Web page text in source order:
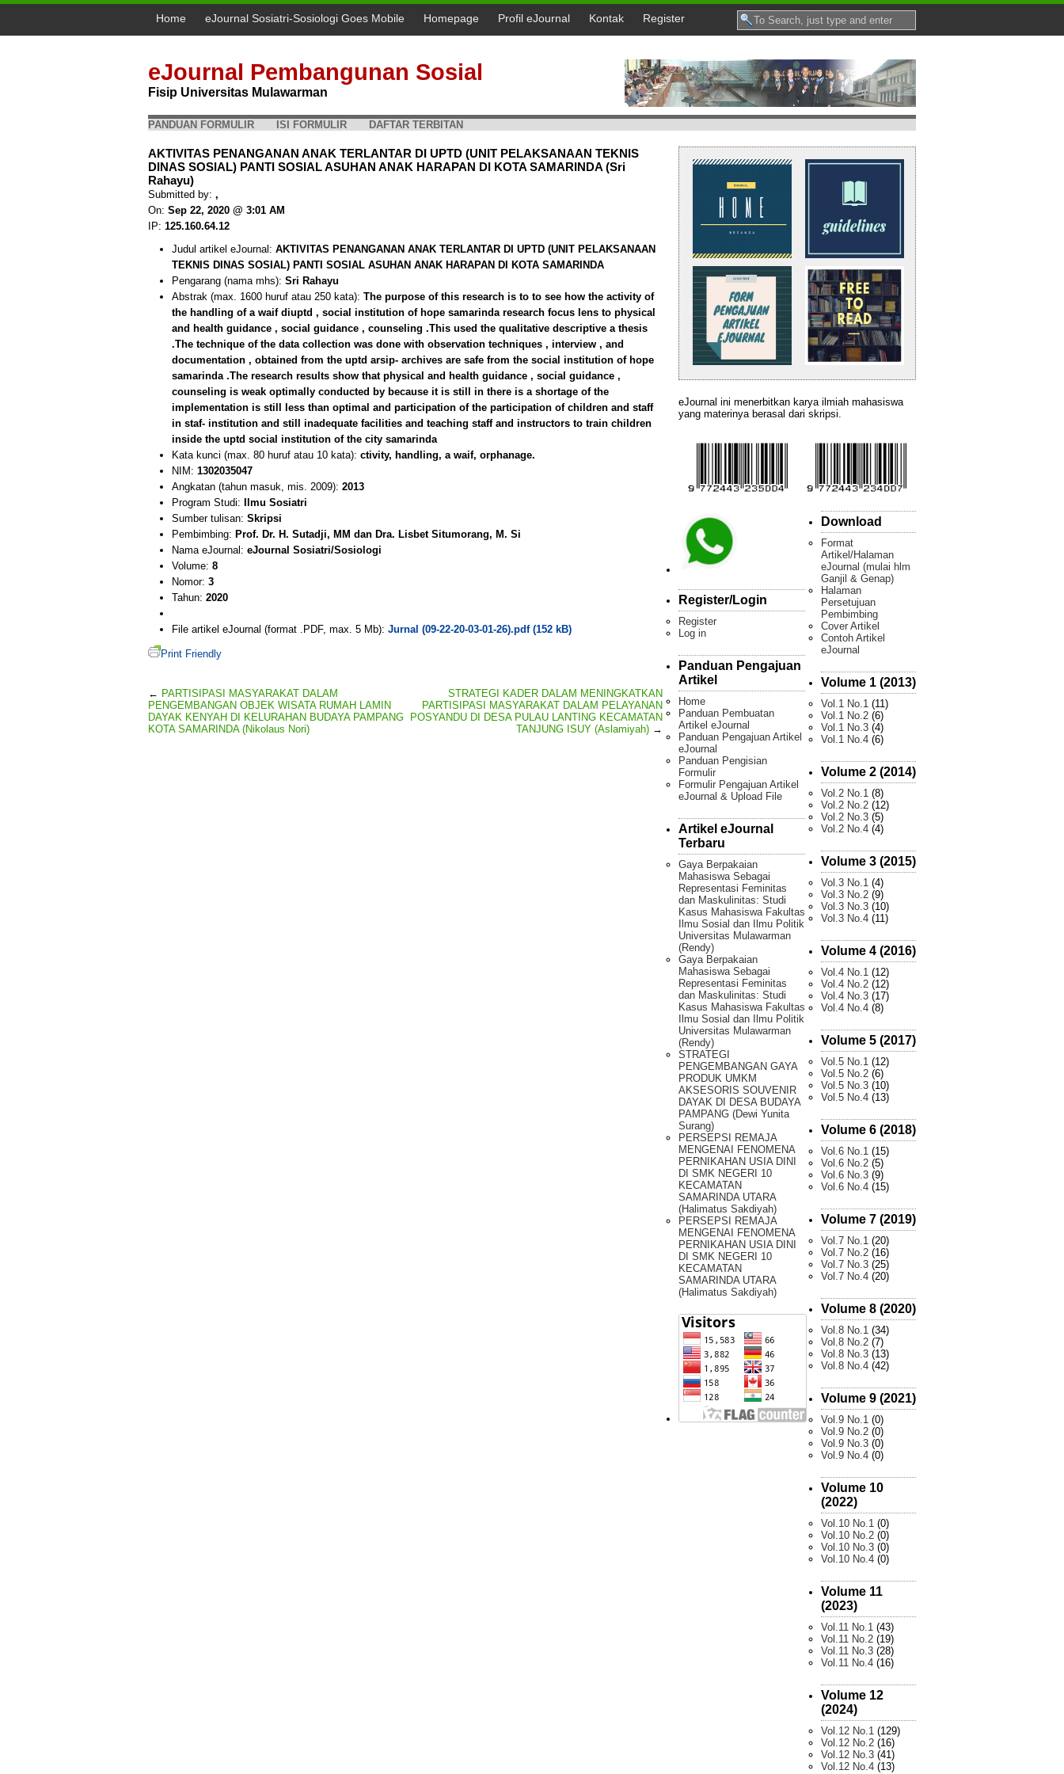
Home eJournal Sosiatri-Sosiologi Goes Mobile Homepage Profil eJournal Kontak Register
eJournal Pembangunan Sosial
Fisip Universitas Mulawarman
PANDUAN FORMULIR ISI FORMULIR DAFTAR TERBITAN
AKTIVITAS PENANGANAN ANAK TERLANTAR DI UPTD (UNIT PELAKSANAAN TEKNIS
DINAS SOSIAL) PANTI SOSIAL ASUHAN ANAK HARAPAN DI KOTA SAMARINDA (Sri
Rahayu)
Submitted by: ,
On: Sep 22, 2020 @ 3:01 AM
IP: 125.160.64.12
Judul artikel eJournal: AKTIVITAS PENANGANAN ANAK TERLANTAR DI UPTD (UNIT PELAKSANAAN
TEKNIS DINAS SOSIAL) PANTI SOSIAL ASUHAN ANAK HARAPAN DI KOTA SAMARINDA
Pengarang (nama mhs): Sri Rahayu
Abstrak (max. 1600 huruf atau 250 kata): The purpose of this research is to to see how the activity of
the handling of a waif diuptd , social institution of hope samarinda research focus lens to physical
and health guidance , social guidance , counseling .This used the qualitative descriptive a thesis
.The technique of the data collection was done with observation techniques , interview , and
documentation , obtained from the uptd arsip- archives are safe from the social institution of hope
samarinda .The research results show that physical and health guidance , social guidance ,
counseling is weak optimally conducted by because it is still in there is a shortage of the
implementation is still less than optimal and participation of the participation of children and staff
in staf- institution and still inadequate facilities and teaching staff and instructors to train children
inside the uptd social institution of the city samarinda
Kata kunci (max. 80 huruf atau 10 kata): ctivity, handling, a waif, orphanage.
NIM: 1302035047
Angkatan (tahun masuk, mis. 2009): 2013
Program Studi:
Ilmu Sosiatri
Sumber tulisan: Skripsi
Pembimbing: Prof. Dr. H. Sutadji, MM dan Dra. Lisbet Situmorang, M. Si
Nama eJournal: eJournal Sosiatri/Sosiologi
Volume: 8
Nomor: 3
Tahun: 2020
File artikel eJournal (format .PDF, max. 5 Mb): Jurnal (09-22-20-03-01-26).pdf (152 kB)
Print Friendly
← PARTISIPASI MASYARAKAT DALAM
PENGEMBANGAN OBJEK WISATA RUMAH LAMIN
DAYAK KENYAH DI KELURAHAN BUDAYA PAMPANG
KOTA SAMARINDA (Nikolaus Nori)
STRATEGI KADER DALAM MENINGKATKAN
PARTISIPASI MASYARAKAT DALAM PELAYANAN
POSYANDU DI DESA PULAU LANTING KECAMATAN
TANJUNG ISUY (Aslamiyah) →
eJournal ini menerbitkan karya ilmiah mahasiswa
yang materinya berasal dari skripsi.
Register/Login
Register
Log in
Panduan Pengajuan
Artikel
Home
Panduan Pembuatan
Artikel eJournal
Panduan Pengajuan Artikel
eJournal
Panduan Pengisian
Formulir
Formulir Pengajuan Artikel
eJournal & Upload File
Artikel eJournal
Terbaru
Gaya Berpakaian
Mahasiswa Sebagai
Representasi Feminitas
dan Maskulinitas: Studi
Kasus Mahasiswa Fakultas
Ilmu Sosial dan Ilmu Politik
Universitas Mulawarman
(Rendy)
Gaya Berpakaian
Mahasiswa Sebagai
Representasi Feminitas
dan Maskulinitas: Studi
Kasus Mahasiswa Fakultas
Ilmu Sosial dan Ilmu Politik
Universitas Mulawarman
(Rendy)
STRATEGI
PENGEMBANGAN GAYA
PRODUK UMKM
AKSESORIS SOUVENIR
DAYAK DI DESA BUDAYA
PAMPANG (Dewi Yunita
Surang)
PERSEPSI REMAJA
MENGENAI FENOMENA
PERNIKAHAN USIA DINI
DI SMK NEGERI 10
KECAMATAN
SAMARINDA UTARA
(Halimatus Sakdiyah)
PERSEPSI REMAJA
MENGENAI FENOMENA
PERNIKAHAN USIA DINI
DI SMK NEGERI 10
KECAMATAN
SAMARINDA UTARA
(Halimatus Sakdiyah)
Download
Format
Artikel/Halaman
eJournal (mulai hlm
Ganjil & Genap)
Halaman
Persetujuan
Pembimbing
Cover Artikel
Contoh Artikel
eJournal
Volume 1 (2013)
Vol.1 No.1 (11)
Vol.1 No.2 (6)
Vol.1 No.3 (4)
Vol.1 No.4 (6)
Volume 2 (2014)
Vol.2 No.1 (8)
Vol.2 No.2 (12)
Vol.2 No.3 (5)
Vol.2 No.4 (4)
Volume 3 (2015)
Vol.3 No.1 (4)
Vol.3 No.2 (9)
Vol.3 No.3 (10)
Vol.3 No.4 (11)
Volume 4 (2016)
Vol.4 No.1 (12)
Vol.4 No.2 (12)
Vol.4 No.3 (17)
Vol.4 No.4 (8)
Volume 5 (2017)
Vol.5 No.1 (12)
Vol.5 No.2 (6)
Vol.5 No.3 (10)
Vol.5 No.4 (13)
Volume 6 (2018)
Vol.6 No.1 (15)
Vol.6 No.2 (5)
Vol.6 No.3 (9)
Vol.6 No.4 (15)
Volume 7 (2019)
Vol.7 No.1 (20)
Vol.7 No.2 (16)
Vol.7 No.3 (25)
Vol.7 No.4 (20)
Volume 8 (2020)
Vol.8 No.1 (34)
Vol.8 No.2 (7)
Vol.8 No.3 (13)
Vol.8 No.4 (42)
Volume 9 (2021)
Vol.9 No.1 (0)
Vol.9 No.2 (0)
Vol.9 No.3 (0)
Vol.9 No.4 (0)
Volume 10
(2022)
Vol.10 No.1 (0)
Vol.10 No.2 (0)
Vol.10 No.3 (0)
Vol.10 No.4 (0)
Volume 11
(2023)
Vol.11 No.1 (43)
Vol.11 No.2 (19)
Vol.11 No.3 (28)
Vol.11 No.4 (16)
Volume 12
(2024)
Vol.12 No.1 (129)
Vol.12 No.2 (16)
Vol.12 No.3 (41)
Vol.12 No.4 (13)